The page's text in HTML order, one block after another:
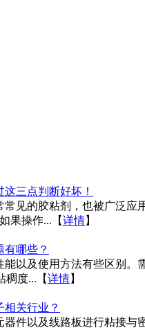
三点判断好坏！
见的胶粘剂，也被广泛
果操作... 【详情】
哪些？
以及使用方法有些区别
稠度... 【详情】
关行业？
件以及线路板进行粘接